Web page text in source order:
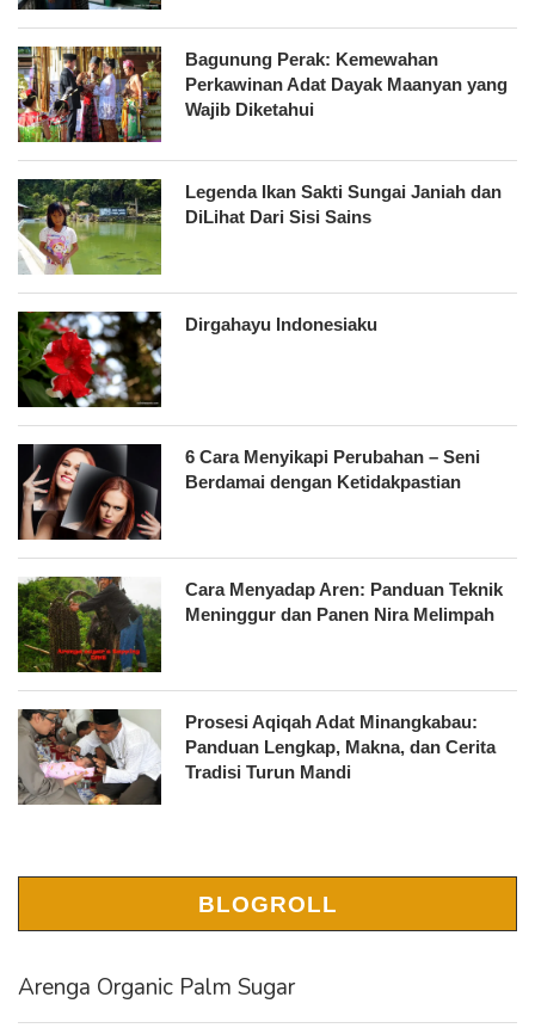
Bagunung Perak: Kemewahan
Perkawinan Adat Dayak Maanyan yang
Wajib Diketahui
Legenda Ikan Sakti Sungai Janiah dan
DiLihat Dari Sisi Sains
Dirgahayu Indonesiaku
6 Cara Menyikapi Perubahan – Seni
Berdamai dengan Ketidakpastian
Cara Menyadap Aren: Panduan Teknik
Meninggur dan Panen Nira Melimpah
Prosesi Aqiqah Adat Minangkabau:
Panduan Lengkap, Makna, dan Cerita
Tradisi Turun Mandi
BLOGROLL
Arenga Organic Palm Sugar